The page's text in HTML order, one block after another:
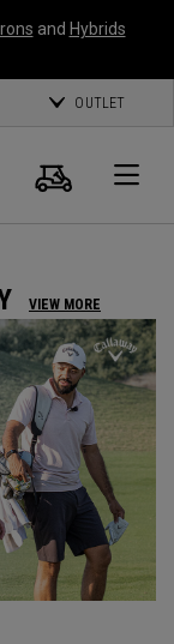
Irons and Hybrids
OUTLET
Panier
VIEW MORE